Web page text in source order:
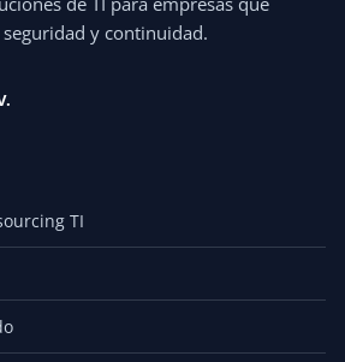
y continuidad.
TI